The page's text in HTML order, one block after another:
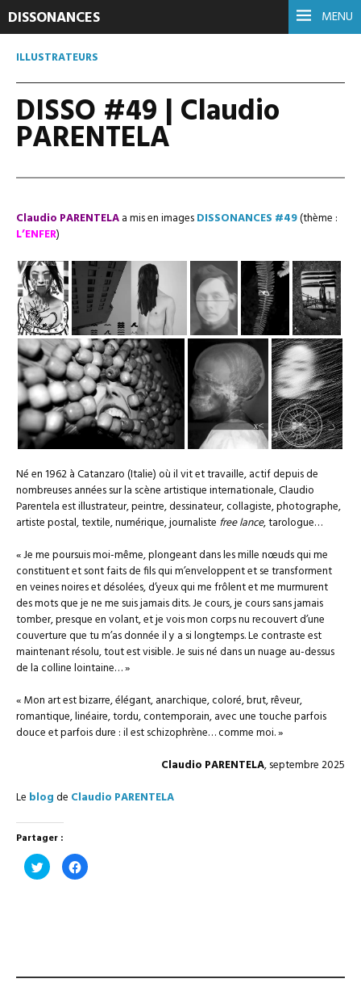
MENU
DISSONANCES
ILLUSTRATEURS
DISSO #49 | Claudio
PARENTELA
Claudio PARENTELAa mis en imagesDISSONANCES #49(thème :
L’ENFER)
Né en 1962 à Catanzaro (Italie) où il vit et travaille, actif depuis de
nombreuses années sur la scène artistique internationale, Claudio
Parentela est illustrateur, peintre, dessinateur, collagiste, photographe,
artiste postal, textile, numérique, journaliste free lance, tarologue…
« Je me poursuis moi-même, plongeant dans les mille nœuds qui me
constituent et sont faits de fils qui m’enveloppent et se transforment
en veines noires et désolées, d’yeux qui me frôlent et me murmurent
des mots que je ne me suis jamais dits. Je cours, je cours sans jamais
tomber, presque en volant, et je vois mon corps nu recouvert d’une
couverture que tu m’as donnée il y a si longtemps. Le contraste est
maintenant résolu, tout est visible. Je suis né dans un nuage au-dessus
de la colline lointaine… »
« Mon art est bizarre, élégant, anarchique, coloré, brut, rêveur,
romantique, linéaire, tordu, contemporain, avec une touche parfois
douce et parfois dure : il est schizophrène… comme moi. »
Claudio PARENTELA, septembre 2025
Le blogde Claudio PARENTELA
Partager :
Cliquez
pour
partager
Cliquez
pour